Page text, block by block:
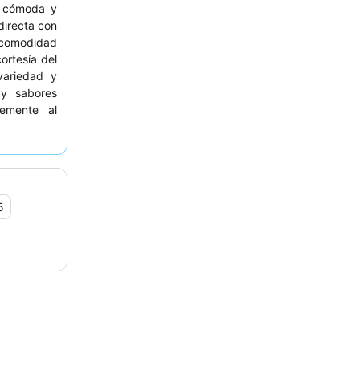
y
con
del
y
sabores
al
más